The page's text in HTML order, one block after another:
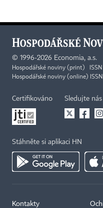
© 1996-2026 Economia, a.s.
Hospodářské noviny (print) ISSN
Hospodářské noviny (online)
Certifikováno Sledujte nás
Stáhněte si aplikaci HN
Kontakty